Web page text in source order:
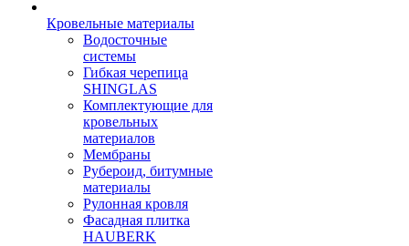
Кровельные материалы
Водосточные
системы
Гибкая черепица
SHINGLAS
Комплектующие для
кровельных
материалов
Мембраны
Рубероид, битумные
материалы
Рулонная кровля
Фасадная плитка
HAUBERK